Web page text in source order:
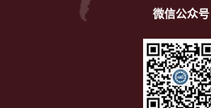
微信公众号